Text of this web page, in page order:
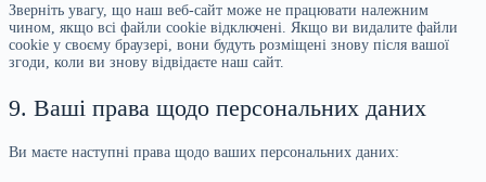
Зверніть увагу, що наш веб-сайт може не працювати належним
чином, якщо всі файли cookie відключені. Якщо ви видалите файли
cookie у своєму браузері, вони будуть розміщені знову після вашої
згоди, коли ви знову відвідаєте наш сайт.
9. Ваші права щодо персональних даних
Ви маєте наступні права щодо ваших персональних даних: